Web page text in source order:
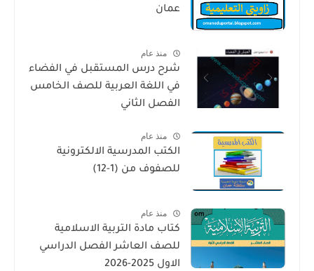
عمان
منذ عام
شرح درس المستقبل في الفضاء
في اللغة العربية للصف الخامس
الفصل الثاني
منذ عام
الكتب المدرسية الالكترونية
للصفوف من (1-12)
منذ عام
كتاب مادة التربية الاسلامية
للصف العاشر الفصل الدراسي
الاول 2025-2026